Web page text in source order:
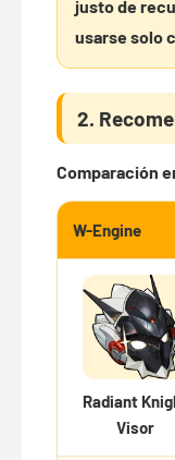
justo de
usarse solo
2.
Comparación
W-Engine
Radiant
Visor